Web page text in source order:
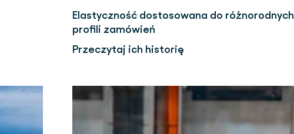
Elastyczność dostosowana do różnorodnych
profili zamówień
Przeczytaj ich historię